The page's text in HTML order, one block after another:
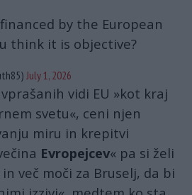
by the European
think it is objective?
July 1, 2026
vprašanih vidi EU »kot kraj
svetu«, ceni njen
miru in krepitvi
Evropejcev« pa si želi
več moči za Bruselj, da bi